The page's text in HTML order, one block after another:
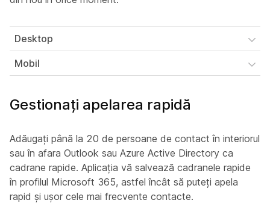
Desktop
Mobil
Gestionați apelarea rapidă
Adăugați până la 20 de persoane de contact în interiorul
sau în afara Outlook sau Azure Active Directory ca
cadrane rapide. Aplicația vă salvează cadranele rapide
în profilul Microsoft 365, astfel încât să puteți apela
rapid și ușor cele mai frecvente contacte.